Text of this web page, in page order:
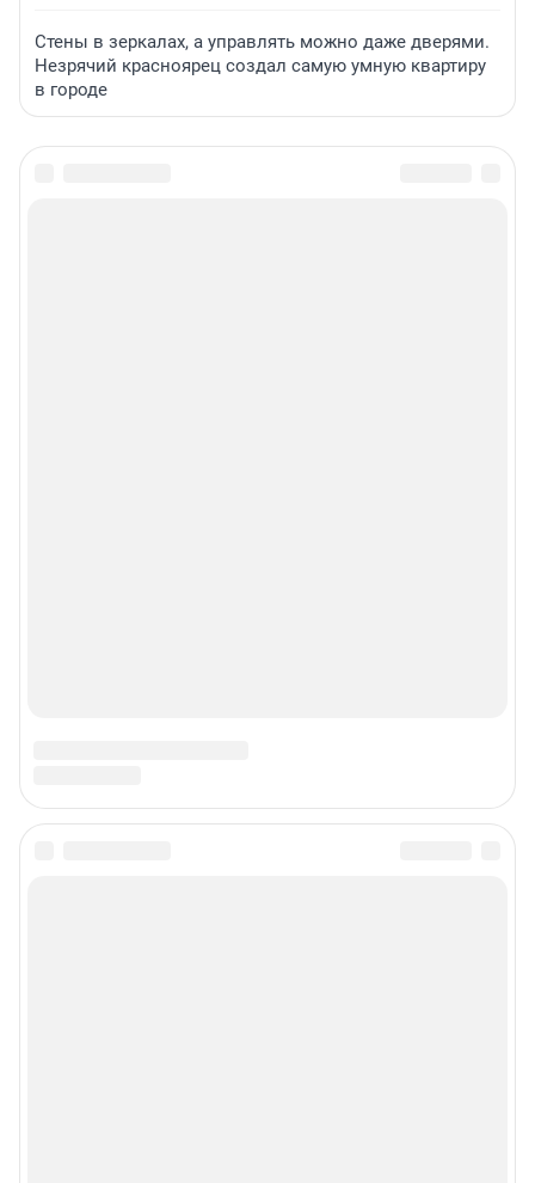
Стены в зеркалах, а управлять можно даже дверями.
Незрячий красноярец создал самую умную квартиру
в городе